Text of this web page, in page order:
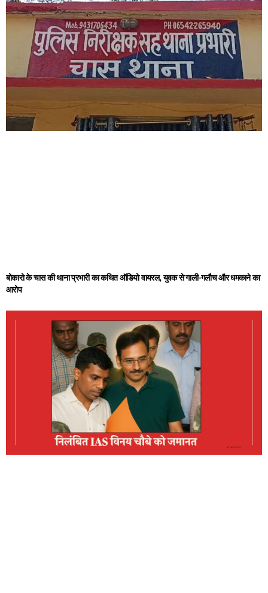
बोकारो के चास की थाना प्रभारी का कथित ऑडियो वायरल, युवक से गाली-गलौच और धमकाने का
आरोप